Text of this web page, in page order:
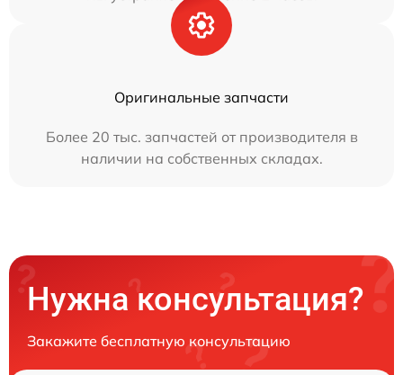
Оригинальные запчасти
Более 20 тыс. запчастей от производителя в
наличии на собственных складах.
Нужна консультация?
Закажите бесплатную консультацию